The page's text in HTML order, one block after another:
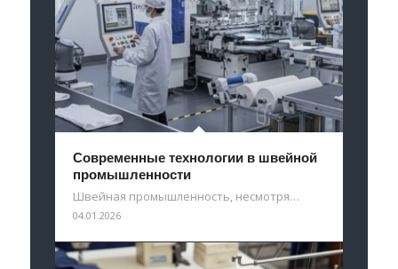
Современные технологии в швейной
промышленности
Швейная промышленность, несмотря…
04.01.2026